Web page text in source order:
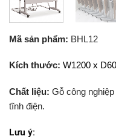
Mã sản phẩm: BHL12
Kích thước: W1200 x
Chất liệu: Gỗ công
tĩnh điện.
Lưu ý: